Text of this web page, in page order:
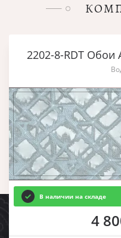
2202-8-RDT Обои
В наличии на складе
4